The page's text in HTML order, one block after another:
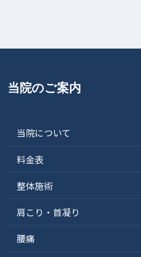
当院のご案内
当院について
料金表
整体施術
肩こり・首凝り
腰痛